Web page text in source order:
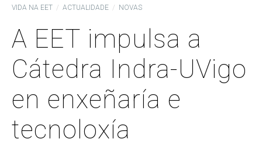
VIDA NA EET ACTUALIDADE NOVAS
A EET impulsa a
Cátedra Indra-UVigo
en enxeñaría e
tecnoloxía